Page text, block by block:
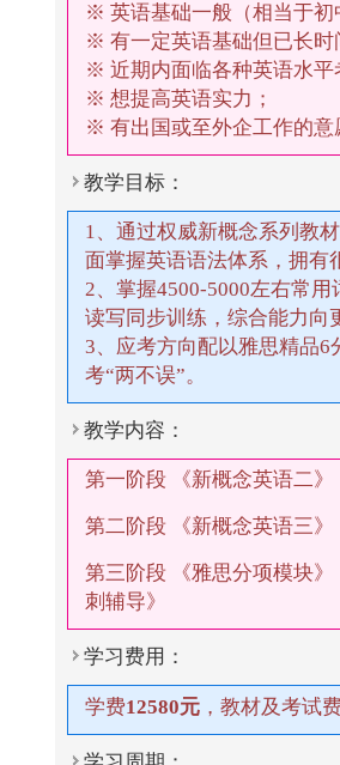
※ 英语基础一般（相当于初
※ 有一定英语基础但已长时
※ 近期内面临各种英语水平
※ 想提高英语实力；
※ 有出国或至外企工作的
教学目标：
1、通过权威新概念系列教
面掌握英语语法体系，拥有
2、掌握4500-5000左右常
读写同步训练，综合能力向
3、应考方向配以雅思精品
考“两不误”。
教学内容：
第一阶段 《新概念英语二
第二阶段 《新概念英语三
第三阶段 《雅思分项模块
刺辅导》
学习费用：
学费12580元 ，教材及考试